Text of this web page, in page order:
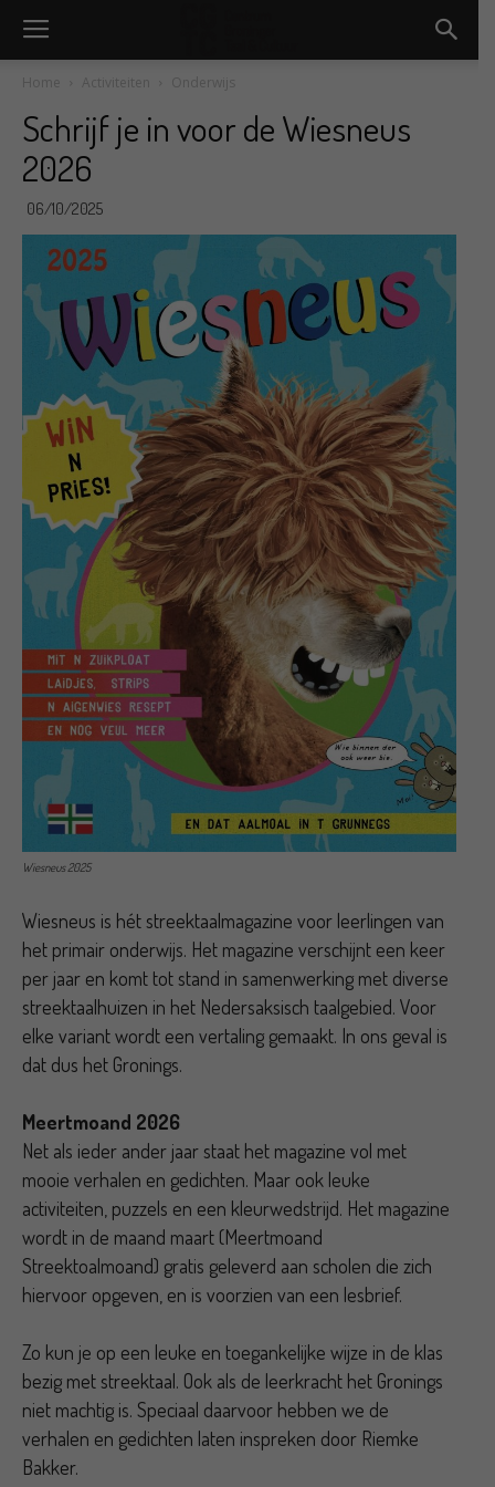
Home Activiteiten Onderwijs
Schrijf je in voor de Wiesneus
2026
06/10/2025
Wiesneus 2025
Wiesneus is hét streektaalmagazine voor leerlingen van
het primair onderwijs. Het magazine verschijnt een keer
per jaar en komt tot stand in samenwerking met diverse
streektaalhuizen in het Nedersaksisch taalgebied. Voor
elke variant wordt een vertaling gemaakt. In ons geval is
dat dus het Gronings.
Meertmoand 2026
Net als ieder ander jaar staat het magazine vol met
mooie verhalen en gedichten. Maar ook leuke
activiteiten, puzzels en een kleurwedstrijd. Het magazine
wordt in de maand maart (Meertmoand
Streektoalmoand) gratis geleverd aan scholen die zich
hiervoor opgeven, en is voorzien van een lesbrief.
Zo kun je op een leuke en toegankelijke wijze in de klas
bezig met streektaal. Ook als de leerkracht het Gronings
niet machtig is. Speciaal daarvoor hebben we de
verhalen en gedichten laten inspreken door Riemke
Bakker.